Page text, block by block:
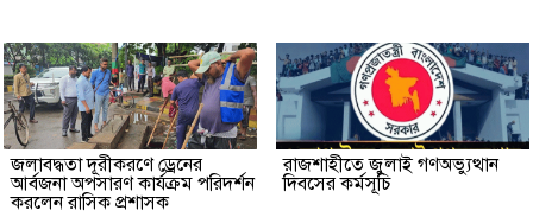
জলাবদ্ধতা দূরীকরণে ড্রেনের
আর্বজনা অপসারণ কার্যক্রম পরিদর্শন
করলেন রাসিক প্রশাসক
রাজশাহীতে জুলাই গণঅভ্যুত্থান
দিবসের কর্মসূচি